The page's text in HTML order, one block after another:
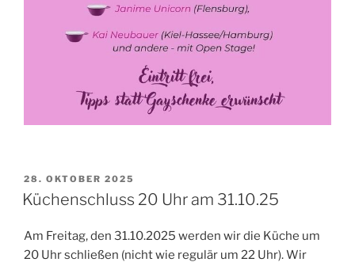
VERÖFFENTLICHT
AM
28. OKTOBER 2025
Küchenschluss 20 Uhr am 31.10.25
Am Freitag, den 31.10.2025 werden wir die Küche um
20 Uhr schließen (nicht wie regulär um 22 Uhr). Wir